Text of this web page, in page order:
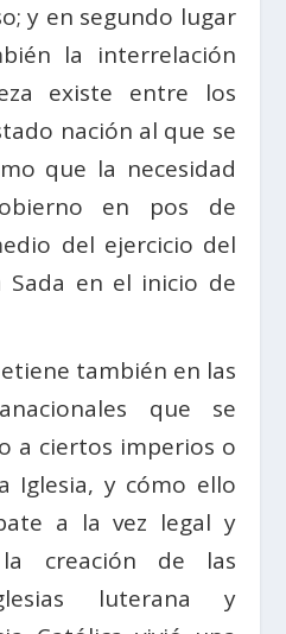
y en segundo lugar
la interrelación
existe entre los
nación al que se
que la necesidad
en pos de
del ejercicio del
Sada en el inicio de
también en las
que se
a ciertos imperios o
Iglesia, y cómo ello
a la vez legal y
la creación de las
luterana y